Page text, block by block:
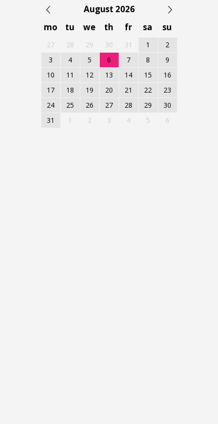
August 2026
mo
tu we th fr sa su
27 28 29 30 31 1
2
3
4 5 6 7 8
9
10
11 12 13 14 15
16
17
18 19 20 21 22
23
24
25 26 27 28 29
30
31
1 2 3 4 5 6